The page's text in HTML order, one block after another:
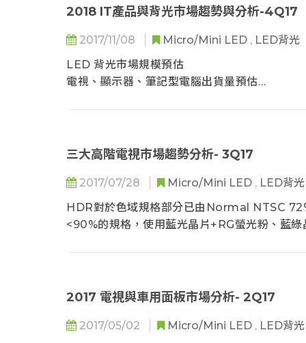
2018 IT產品與背光市場趨勢與分析-4Q17
2017/11/08 Micro/Mini LED , LED背光
LED 背光市場規模預估
電視、顯示器、筆記型電腦出貨量預估
電視應用市場趨勢
電視品牌出貨分析
WCG市佔比例分佈
QD在WCG上的應用
HDR未來的趨勢
2018年直下式背光LED發展趨勢
2018年側入式背光LED發展趨勢
三大高階電視市場趨勢分析- 3Q17
2017/07/28 Micro/Mini LED , LED背光
HDR對於色域規格部分已由Normal NTSC
<90%的規格，使用藍光晶片+RG螢光粉、藍
廠技術較領先，未來擬將帶動QD(Quantum
2017 電視與車用面板市場分析- 2Q17
2017/05/02 Micro/Mini LED , LED背光